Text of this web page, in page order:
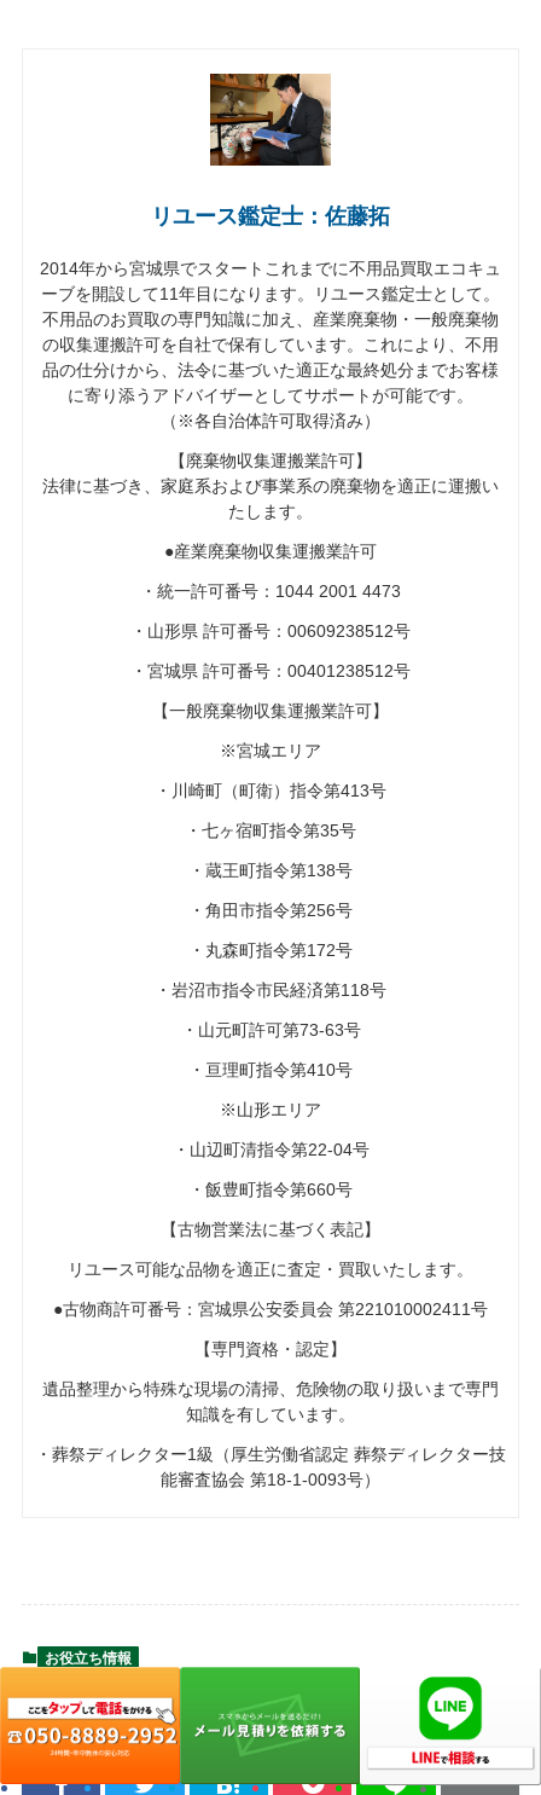
リユース鑑定士：佐藤拓
2014年から宮城県でスタートこれまでに不用品買取エコキュ
ーブを開設して11年目になります。リユース鑑定士として。
不用品のお買取の専門知識に加え、産業廃棄物・一般廃棄物
の収集運搬許可を自社で保有しています。これにより、不用
品の仕分けから、法令に基づいた適正な最終処分までお客様
に寄り添うアドバイザーとしてサポートが可能です。
（※各自治体許可取得済み）
【廃棄物収集運搬業許可】
法律に基づき、家庭系および事業系の廃棄物を適正に運搬い
たします。
●産業廃棄物収集運搬業許可
・統一許可番号：1044 2001 4473
・山形県 許可番号：00609238512号
・宮城県 許可番号：00401238512号
【一般廃棄物収集運搬業許可】
※宮城エリア
・川崎町（町衛）指令第413号
・七ヶ宿町指令第35号
・蔵王町指令第138号
・角田市指令第256号
・丸森町指令第172号
・岩沼市指令市民経済第118号
・山元町許可第73-63号
・亘理町指令第410号
※山形エリア
・山辺町清指令第22-04号
・飯豊町指令第660号
【古物営業法に基づく表記】
リユース可能な品物を適正に査定・買取いたします。
●古物商許可番号：宮城県公安委員会 第221010002411号
【専門資格・認定】
遺品整理から特殊な現場の清掃、危険物の取り扱いまで専門
知識を有しています。
・葬祭ディレクター1級（厚生労働省認定 葬祭ディレクター技
能審査協会 第18-1-0093号）
お役立ち情報
よかったらシェアしてね！